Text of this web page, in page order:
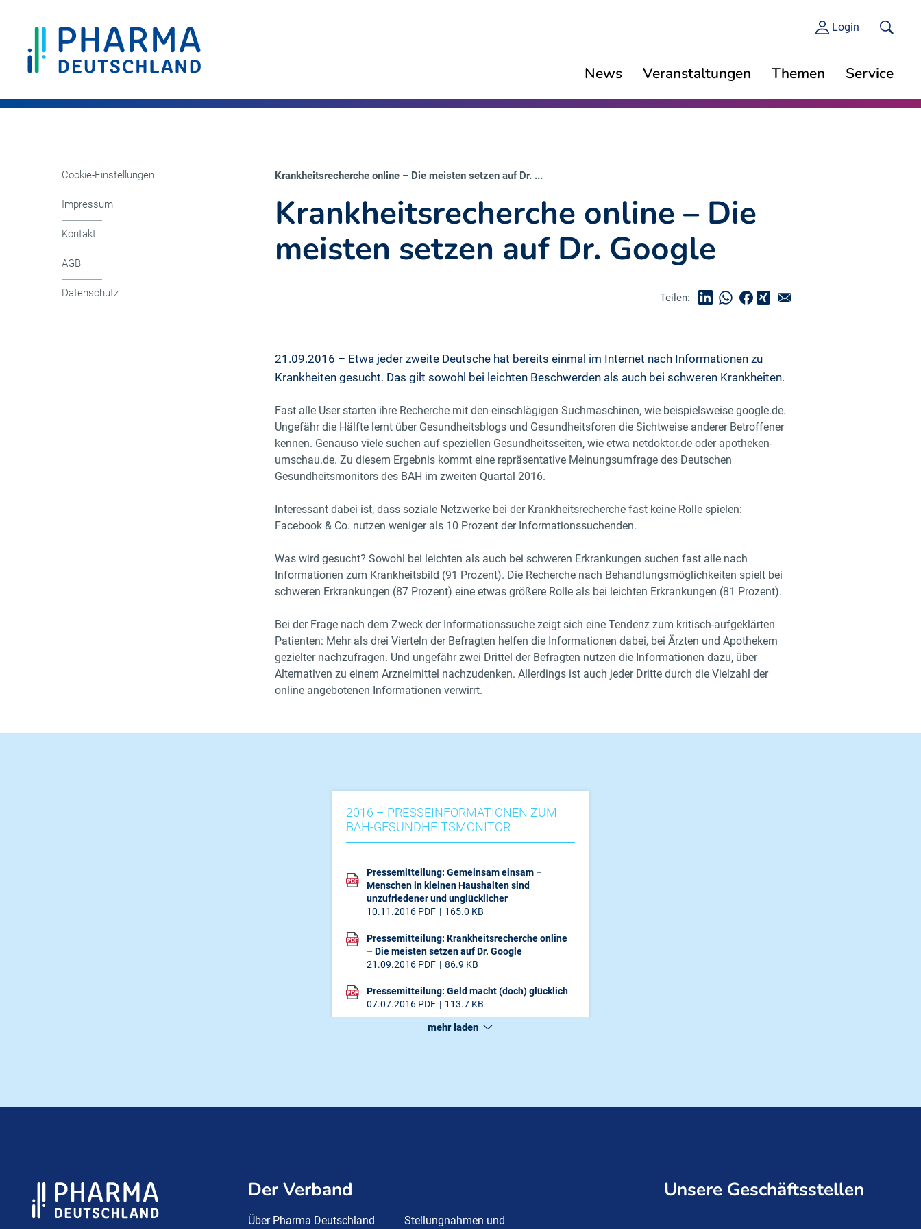
Login
News Veranstaltungen Themen Service
Cookie-Einstellungen
Impressum
Kontakt
AGB
Datenschutz
Krankheitsrecherche online – Die meisten setzen auf Dr. ...
Krankheitsrecherche online – Die
meisten setzen auf Dr. Google
Teilen:
21.09.2016 – Etwa jeder zweite Deutsche hat bereits einmal im Internet nach Informationen zu
Krankheiten gesucht. Das gilt sowohl bei leichten Beschwerden als auch bei schweren Krankheiten.
Fast alle User starten ihre Recherche mit den einschlägigen Suchmaschinen, wie beispielsweise google.de.
Ungefähr die Hälfte lernt über Gesundheitsblogs und Gesundheitsforen die Sichtweise anderer Betroffener
kennen. Genauso viele suchen auf speziellen Gesundheitsseiten, wie etwa netdoktor.de oder apotheken-
umschau.de. Zu diesem Ergebnis kommt eine repräsentative Meinungsumfrage des Deutschen
Gesundheitsmonitors des BAH im zweiten Quartal 2016.
Interessant dabei ist, dass soziale Netzwerke bei der Krankheitsrecherche fast keine Rolle spielen:
Facebook & Co. nutzen weniger als 10 Prozent der Informationssuchenden.
Was wird gesucht? Sowohl bei leichten als auch bei schweren Erkrankungen suchen fast alle nach
Informationen zum Krankheitsbild (91 Prozent). Die Recherche nach Behandlungsmöglichkeiten spielt bei
schweren Erkrankungen (87 Prozent) eine etwas größere Rolle als bei leichten Erkrankungen (81 Prozent).
Bei der Frage nach dem Zweck der Informationssuche zeigt sich eine Tendenz zum kritisch-aufgeklärten
Patienten: Mehr als drei Vierteln der Befragten helfen die Informationen dabei, bei Ärzten und Apothekern
gezielter nachzufragen. Und ungefähr zwei Drittel der Befragten nutzen die Informationen dazu, über
Alternativen zu einem Arzneimittel nachzudenken. Allerdings ist auch jeder Dritte durch die Vielzahl der
online angebotenen Informationen verwirrt.
2016 – PRESSEINFORMATIONEN ZUM
BAH-GESUNDHEITSMONITOR
Pressemitteilung: Gemeinsam einsam –
Menschen in kleinen Haushalten sind
unzufriedener und unglücklicher
10.11.2016 PDF 165.0 KB
Pressemitteilung: Krankheitsrecherche online
– Die meisten setzen auf Dr. Google
21.09.2016 PDF 86.9 KB
Pressemitteilung: Geld macht (doch) glücklich
07.07.2016 PDF 113.7 KB
mehr laden
Der Verband
Über Pharma Deutschland
Stellungnahmen und
Unsere Geschäftsstellen